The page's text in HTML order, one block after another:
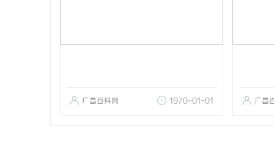
广昌百科网 1970-01-01 广昌